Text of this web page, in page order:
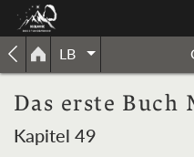
LB
Das erste Buch
Kapitel 49